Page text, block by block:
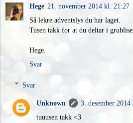
Hege 21. november 2014 kl. 21:27
Så lekre adventslys du har laget.
Tusen takk for at du deltar i
Hege.
Svar
Svar
Unknown
3. desember
tuuusen takk <3